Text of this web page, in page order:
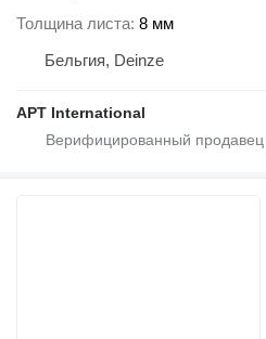
Толщина листа 8 мм
Бельгия, Deinze
APT International